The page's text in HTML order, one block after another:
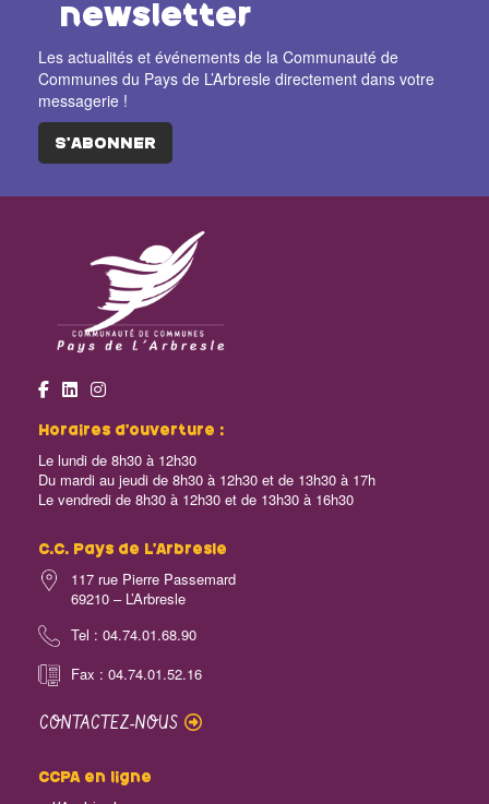
newsletter
Les actualités et événements de la Communauté de
Communes du Pays de L’Arbresle directement dans votre
messagerie !
S'ABONNER
Horaires d’ouverture :
Le lundi de 8h30 à 12h30
Du mardi au jeudi de 8h30 à 12h30 et de 13h30 à 17h
Le vendredi de 8h30 à 12h30 et de 13h30 à 16h30
C.C. Pays de L’Arbresle
117 rue Pierre Passemard
69210 – L’Arbresle
Tel : 04.74.01.68.90
Fax : 04.74.01.52.16
CONTACTEZ-NOUS
CCPA en ligne